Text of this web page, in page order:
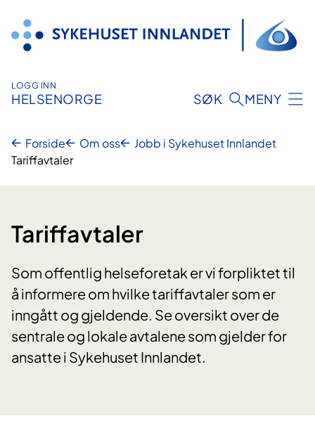
innhold
LOGG INN
HELSENORGE SØK MENY
Forside Om oss
Jobb i Sykehuset Innlandet
Tariffavtaler
Tariffavtaler
Som offentlig helseforetak er vi forpliktet til
å informere om hvilke tariffavtaler som er
inngått og gjeldende. Se oversikt over de
sentrale og lokale avtalene som gjelder for
ansatte i Sykehuset Innlandet.